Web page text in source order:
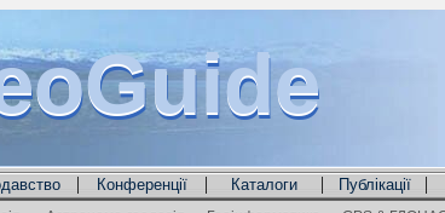
| Конференції | Каталоги | Публікації |